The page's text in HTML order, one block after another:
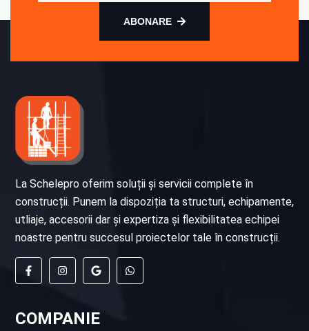
ABONARE
La Schelepro oferim soluții și servicii complete în
construcții. Punem la dispoziția ta structuri, echipamente,
utliaje, accesorii dar și expertiza și flexibilitatea echipei
noastre pentru succesul proiectelor tale în construcții.
COMPANIE